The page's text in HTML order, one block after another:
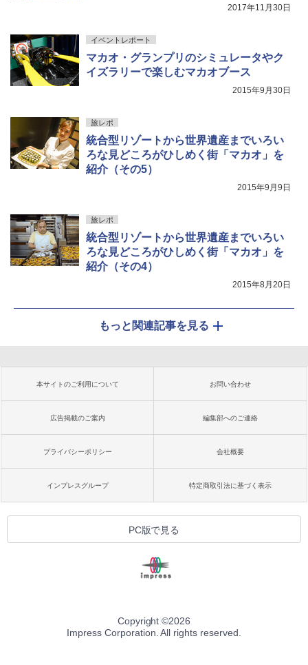
2017年11月30日
イベントレポート
マカオ・グランプリのシミュレータやク
イズラリーで楽しむマカオブース
2015年9月30日
旅レポ
統合型リゾートから世界遺産までいろい
ろな見どころがひしめく街「マカオ」を
紹介（その5）
2015年9月9日
旅レポ
統合型リゾートから世界遺産までいろい
ろな見どころがひしめく街「マカオ」を
紹介（その4）
2015年8月20日
もっと関連記事を見る
本サイトのご利用について お問い合わせ
広告掲載のご案内 編集部へのご連絡
プライバシーポリシー 会社概要
インプレスグループ 特定商取引法に基づく表示
PC版で見る
Copyright ©2026
Impress Corporation. All rights reserved.